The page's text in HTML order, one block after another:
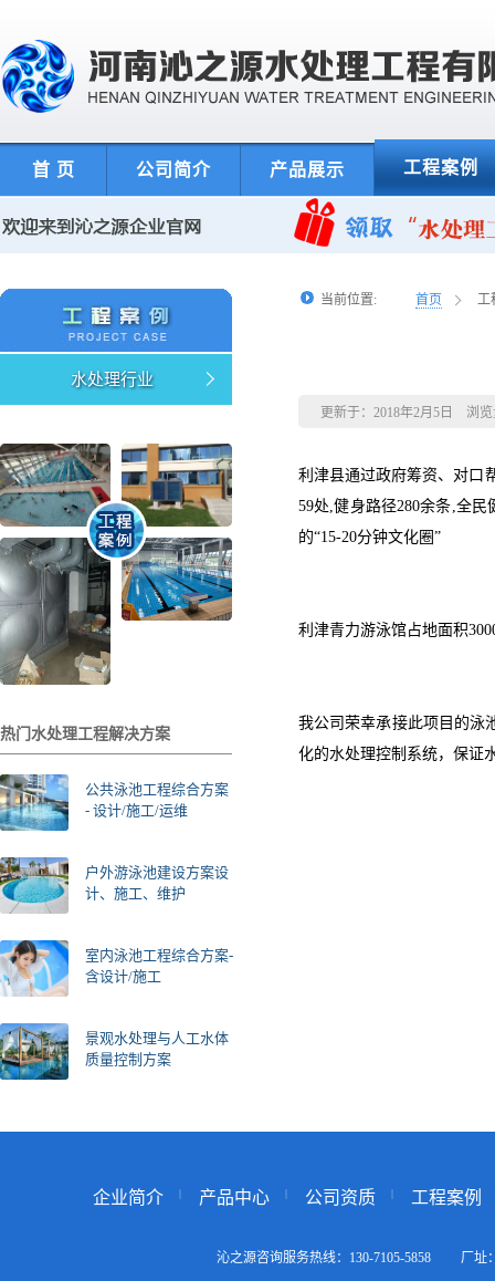
首 页 公司简介 产品展示 工程案例
水处理行业
热门水处理工程解决方案
公共泳池工程综合方案
- 设计/施工/运维
户外游泳池建设方案设
计、施工、维护
室内泳池工程综合方案-
含设计/施工
景观水处理与人工水体
质量控制方案
当前位置: 首页 工
更新于：2018年2月5日 浏览
利津县通过政府筹资、对口
59处,健身路径280余条,全
的“15-20分钟文化圈”
利津青力游泳馆占地面积
我公司荣幸承接此项目的泳
化的水处理控制系统，保证
企业简介 产品中心 公司资质 工程案例
沁之源咨询服务热线：130-7105-5858 厂